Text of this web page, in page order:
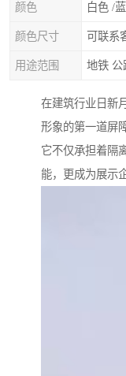
颜色 白色 /
颜色尺寸 可联系
用途范围 地铁 公
在建筑行业日新
形象的第一道屏
它不仅承担着隔
能，更成为展示